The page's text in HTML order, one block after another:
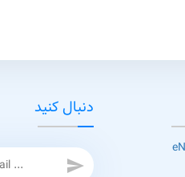
دنبال کنید
send